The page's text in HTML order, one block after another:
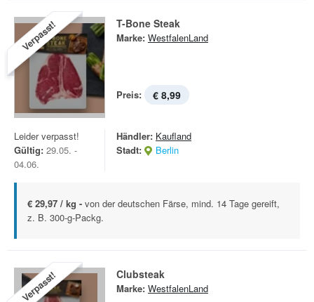
Verpasst! T-Bone Steak
Marke: WestfalenLand
Preis: € 8,99
Leider verpasst!
Gültig: 29.05. -
04.06.
Händler: Kaufland
Stadt:
Berlin
€ 29,97 / kg - von der deutschen Färse, mind. 14 Tage gereift,
z. B. 300-g-Packg.
Verpasst! Clubsteak
Marke: WestfalenLand